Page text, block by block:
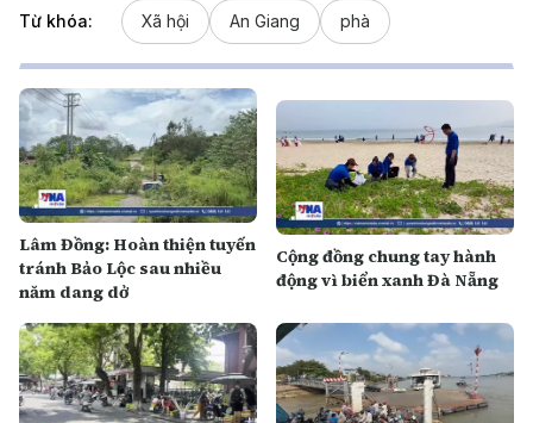
Từ khóa: Xã hội An Giang phà
Lâm Đồng: Hoàn thiện tuyến
tránh Bảo Lộc sau nhiều
năm dang dở
Cộng đồng chung tay hành
động vì biển xanh Đà Nẵng